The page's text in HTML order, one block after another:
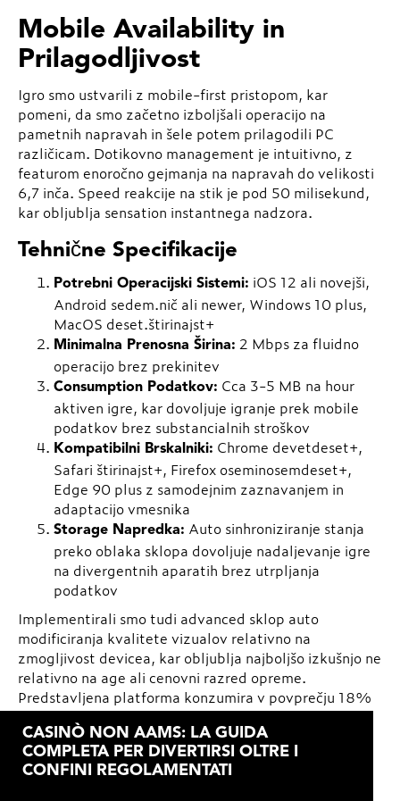
Mobile Availability in
Prilagodljivost
Igro smo ustvarili z mobile-first pristopom, kar
pomeni, da smo začetno izboljšali operacijo na
pametnih napravah in šele potem prilagodili PC
različicam. Dotikovno management je intuitivno, z
featurom enoročno gejmanja na napravah do velikosti
6,7 inča. Speed reakcije na stik je pod 50 milisekund,
kar obljublja sensation instantnega nadzora.
Tehnične Specifikacije
Potrebni Operacijski Sistemi: iOS 12 ali novejši,
Android sedem.nič ali newer, Windows 10 plus,
MacOS deset.štirinajst+
Minimalna Prenosna Širina: 2 Mbps za fluidno
operacijo brez prekinitev
Consumption Podatkov: Cca 3-5 MB na hour
aktiven igre, kar dovoljuje igranje prek mobile
podatkov brez substancialnih stroškov
Kompatibilni Brskalniki: Chrome devetdeset+,
Safari štirinajst+, Firefox oseminosemdeset+,
Edge 90 plus z samodejnim zaznavanjem in
adaptacijo vmesnika
Storage Napredka: Auto sinhroniziranje stanja
preko oblaka sklopa dovoljuje nadaljevanje igre
na divergentnih aparatih brez utrpljanja
podatkov
Implementirali smo tudi advanced sklop auto
modificiranja kvalitete vizualov relativno na
zmogljivost devicea, kar obljublja najboljšo izkušnjo ne
relativno na age ali cenovni razred opreme.
Predstavljena platforma konzumira v povprečju 18%
manj baterije kot comparabilni izdelki zaradi
efektivnemu managementu vizualnih virov.
CASINÒ NON AAMS: LA GUIDA
COMPLETA PER DIVERTIRSI OLTRE I
CONFINI REGOLAMENTATI